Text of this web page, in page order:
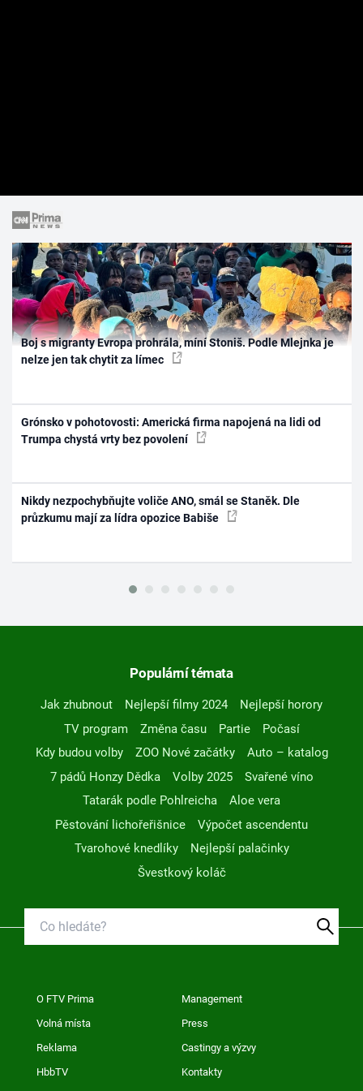
Boj s migranty Evropa prohrála, míní Stoniš. Podle Mlejnka je
nelze jen tak chytit za límec
Grónsko v pohotovosti: Americká firma napojená na lidi od
Trumpa chystá vrty bez povolení
Nikdy nezpochybňujte voliče ANO, smál se Staněk. Dle
průzkumu mají za lídra opozice Babiše
Populární témata
Jak zhubnout Nejlepší filmy 2024
Nejlepší horory
TV program
Změna času Partie
Počasí
Kdy budou volby
ZOO Nové začátky
Auto – katalog
7 pádů Honzy Dědka
Volby 2025
Svařené víno
Tatarák podle Pohlreicha
Aloe vera
Pěstování lichořeřišnice
Výpočet ascendentu
Tvarohové knedlíky
Nejlepší palačinky
Švestkový koláč
O FTV Prima Management
Volná místa Press
Reklama Castingy a výzvy
HbbTV Kontakty